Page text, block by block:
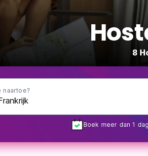
8
naartoe?
Boek meer dan 1